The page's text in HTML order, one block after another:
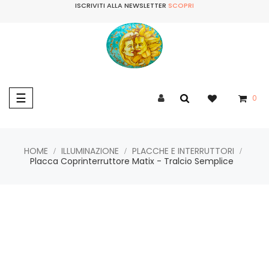
ISCRIVITI ALLA NEWSLETTER SCOPRI
navigazione
Toggle
☰ 0
HOME ILLUMINAZIONE
PLACCHE E INTERRUTTORI
Placca Coprinterruttore Matix - Tralcio Semplice